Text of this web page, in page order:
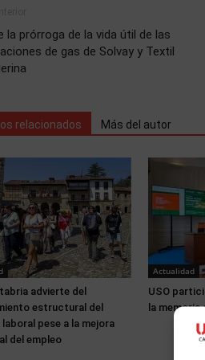
la prórroga de la vida útil de las
de gas de Solvay y Textil
relacionados Más del autor
advierte del
estructural del
pese a la mejora
del empleo
Actualidad
USO
la memoria